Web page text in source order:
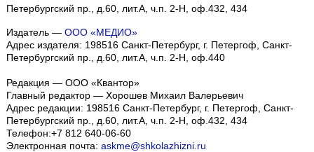
Петербургский пр., д.60, лит.А, ч.п. 2-Н, оф.432, 434
Издатель — ООО «МЕДИО»
Адрес издателя: 198516 Санкт-Петербург, г. Петергоф, Санкт-
Петербургский пр., д.60, лит.А, ч.п. 2-Н, оф.440
Редакция — ООО «Квантор»
Главный редактор — Хорошев Михаил Валерьевич
Адрес редакции: 198516 Санкт-Петербург, г. Петергоф Санкт-
Петербургский пр., д.60, лит.А, ч.п. 2-Н, оф.432, 434
Телефон:+7 812 640-06-60
Электронная почта: askme@shkolazhizni.ru